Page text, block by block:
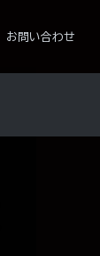
お問い合わせ